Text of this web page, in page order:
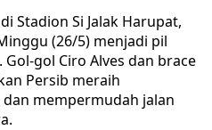
Stadion Si Jalak Harupat,
(26/5) menjadi pil
gol Ciro Alves dan brace
Persib meraih
mempermudah jalan